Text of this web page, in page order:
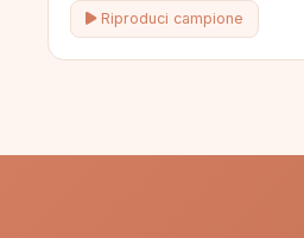
Riproduci campione